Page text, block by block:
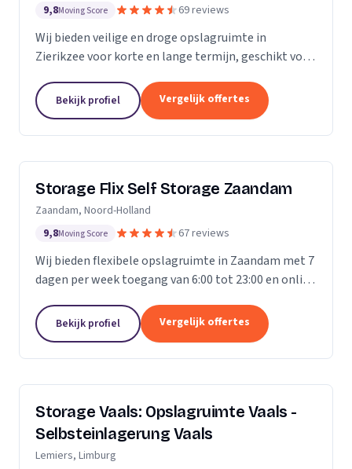
9,8Moving Score 69 reviews
Wij bieden veilige en droge opslagruimte in
Zierikzee voor korte en lange termijn, geschikt voor
Bekijk profiel Vergelijk offertes
Storage Flix Self Storage Zaandam
Zaandam, Noord-Holland
9,8Moving Score 67 reviews
Wij bieden flexibele opslagruimte in Zaandam met 7
dagen per week toegang van 6:00 tot 23:00 en online
Bekijk profiel Vergelijk offertes
Storage Vaals: Opslagruimte Vaals -
Selbsteinlagerung Vaals
Lemiers, Limburg